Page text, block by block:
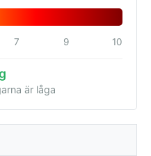
7 9 10
är låga